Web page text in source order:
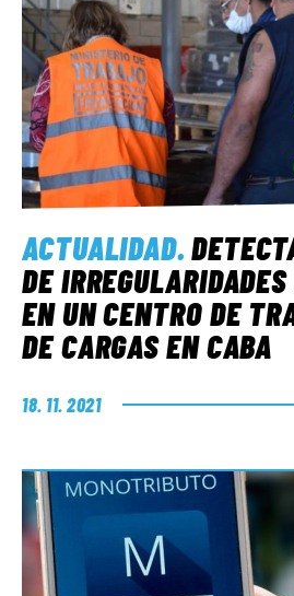
ACTUALIDAD.
DE
EN UN CENTRO DE
DE CARGAS EN CABA
18. 11. 2021